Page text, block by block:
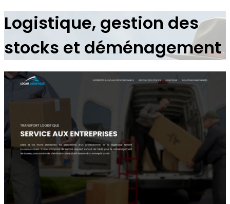
Logistique, gestion des
stocks et déménagement